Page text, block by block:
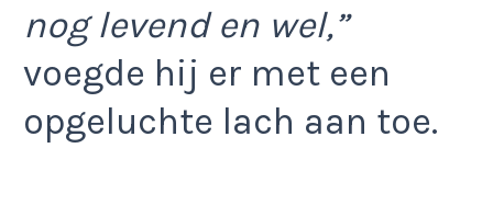
nog levend en wel,”
voegde hij er met een
opgeluchte lach aan toe.